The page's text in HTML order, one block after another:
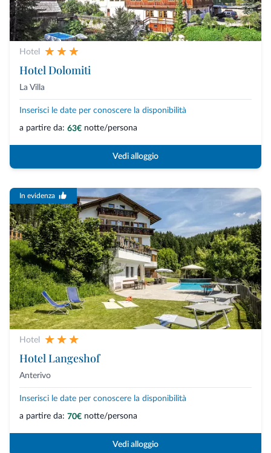
Hotel
Hotel Dolomiti
La Villa
Inserisci le date per conoscere la disponibilità
a partire da: 63€ notte/persona
Vedi alloggio
In evidenza
Hotel
Hotel Langeshof
Anterivo
Inserisci le date per conoscere la disponibilità
a partire da: 70€ notte/persona
Vedi alloggio